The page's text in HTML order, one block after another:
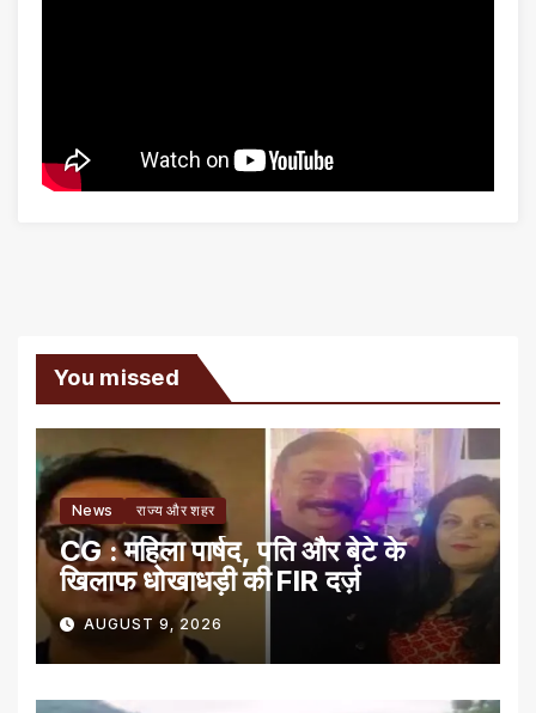
You missed
News राज्य और शहर
CG : महिला पार्षद, पति और बेटे के
खिलाफ धोखाधड़ी की FIR दर्ज़
AUGUST 9, 2026